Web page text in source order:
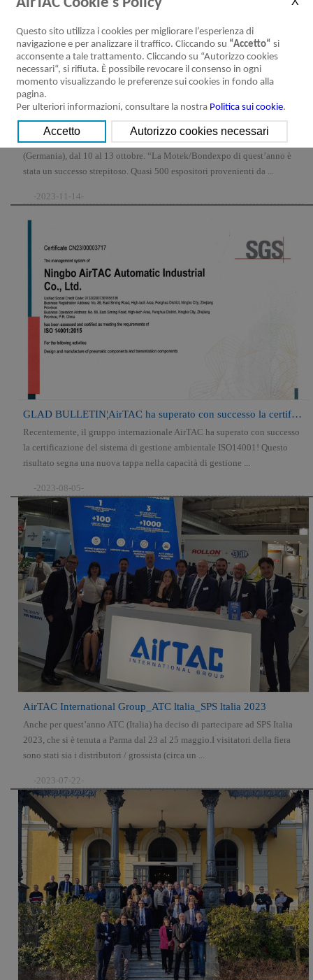
MOTEK TRADE 2023
Anche quest'anno ATC (Italia) ha partecipato a Motek a Stoccarda
(Germania), dal 10 al 13 ottobre. “La Motek/Bondexpo di quest’anno è
stata un successo strepitoso. Quasi 500 espositori provenienti da ...
-2023-11-14-
GLAD BULLETIN¦AirTAC ha superato con successo la certificazione del si...
Recentemente, il gruppo internazionale AirTAC ha superato con successo
la certificazione del sistema di gestione ambientale ISO14001! Questo
risultato segna una nuova tappa nella capacità di gestione ...
-2023-08-05-
AirTAC International Group_ATC ltalia_SPS ltalia 2023
Anche per quest’anno ATC (Italia) ha deciso di partecipare ad SPS Italia
2023, che si è tenuta a Parma dal 23 al 25 maggio.I visitatori della fiera
sono stati sia i distributori / grossista (circa un ...
-2023-07-22-
Questo sito utilizza i cookies per migliorare l’esperienza di
navigazione e per analizzare il traffico. Cliccando su “Accetto“ si
acconsente a tale trattamento. Cliccando su “Autorizzo cookies
necessari“, si rifiuta. È possibile revocare il consenso in ogni
momento visualizzando le preferenze sui cookies in fondo alla
pagina.
Per ulteriori informazioni, consultare la nostra Politica sui cookie.